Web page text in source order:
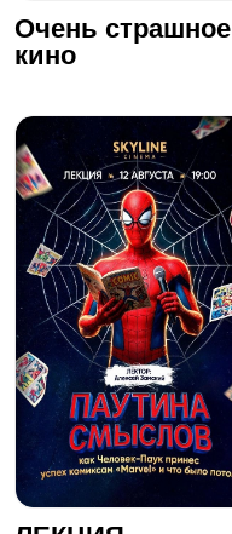
Очень страшное
кино